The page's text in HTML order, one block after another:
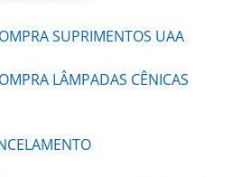
SUPRIMENTOS UAA
LÂMPADAS CÊNICAS